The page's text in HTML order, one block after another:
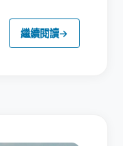
繼續閱讀→